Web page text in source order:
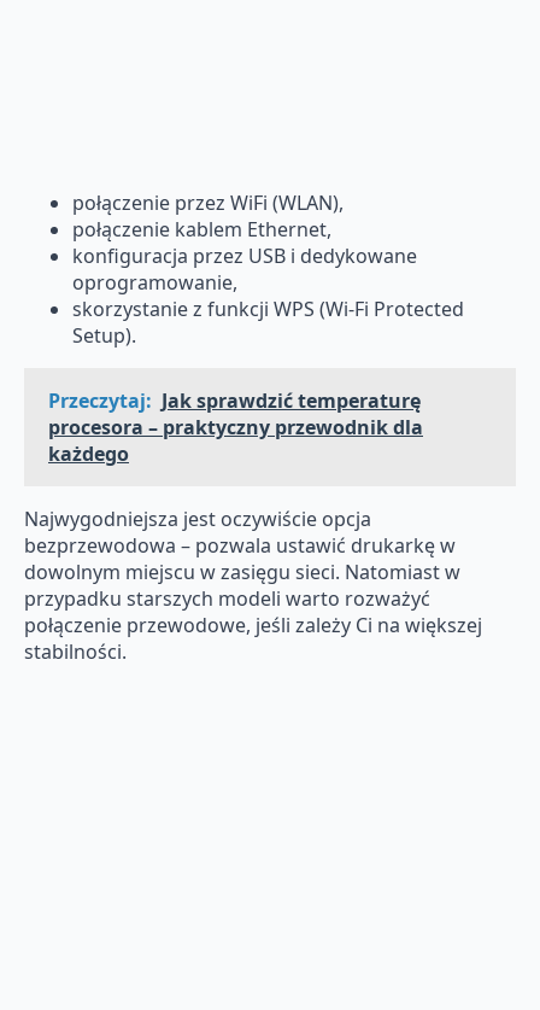
połączenie przez WiFi (WLAN),
połączenie kablem Ethernet,
konfiguracja przez USB i dedykowane
oprogramowanie,
skorzystanie z funkcji WPS (Wi-Fi Protected
Setup).
Przeczytaj: Jak sprawdzić temperaturę
procesora – praktyczny przewodnik dla
każdego
Najwygodniejsza jest oczywiście opcja
bezprzewodowa – pozwala ustawić drukarkę w
dowolnym miejscu w zasięgu sieci. Natomiast w
przypadku starszych modeli warto rozważyć
połączenie przewodowe, jeśli zależy Ci na większej
stabilności.